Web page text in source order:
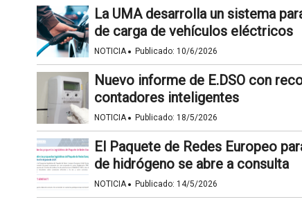
La UMA desarrolla un sistema
de carga de vehículos eléctricos
NOTICIA· Publicado: 10/6/2026
Nuevo informe de E.DSO con
contadores inteligentes
NOTICIA· Publicado: 18/5/2026
El Paquete de Redes Europeo
de hidrógeno se abre a consulta
NOTICIA· Publicado: 14/5/2026